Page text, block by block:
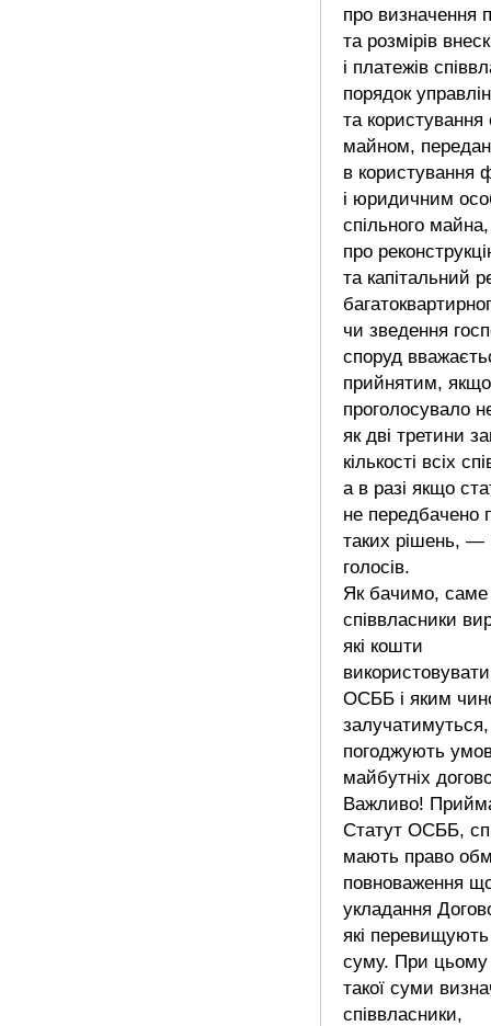
про визначення
та розмірів
і платежів
порядок
та користування
майном,
в користування
і юридичним
спільного
про
та капітальний
чи зведення
споруд
прийнятим, якщо
проголосувало
як дві третини
кількості всіх
а в разі якщо
не передбачено
таких рішень, —
голосів.
Як бачимо, саме
співвласники
які кошти
ОСББ і яким
погоджують
майбутніх
Важливо!
Статут ОСББ,
мають право
повноваження
укладання
які
суму. При цьому
такої суми
співвласники,